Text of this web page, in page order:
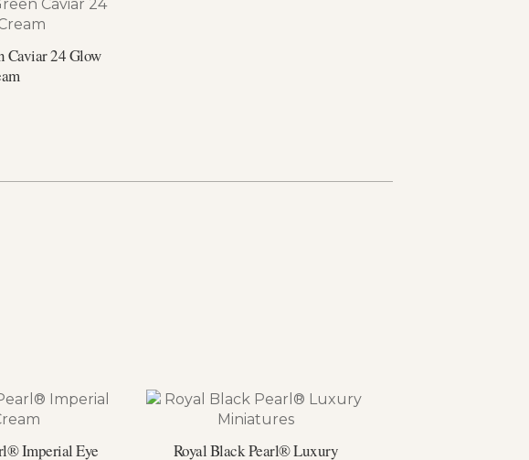
Caviar 24 Glow
Imperial Eye
Royal Black Pearl® Luxury